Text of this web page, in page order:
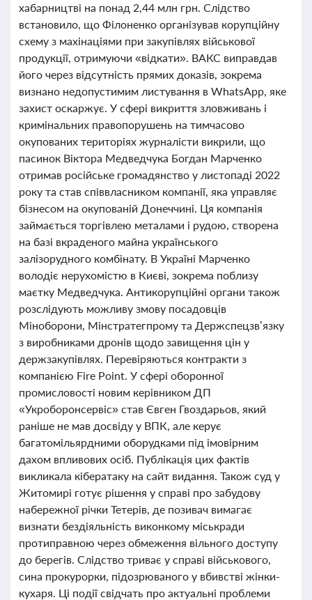
хабарництві на понад 2,44 млн грн. Слідство
встановило, що Філоненко організував корупційну
схему з махінаціями при закупівлях військової
продукції, отримуючи «відкати». ВАКС виправдав
його через відсутність прямих доказів, зокрема
визнано недопустимим листування в WhatsApp, яке
захист оскаржує. У сфері викриття зловживань і
кримінальних правопорушень на тимчасово
окупованих територіях журналісти викрили, що
пасинок Віктора Медведчука Богдан Марченко
отримав російське громадянство у листопаді 2022
року та став співвласником компанії, яка управляє
бізнесом на окупованій Донеччині. Ця компанія
займається торгівлею металами і рудою, створена
на базі вкраденого майна українського
залізорудного комбінату. В Україні Марченко
володіє нерухомістю в Києві, зокрема поблизу
маєтку Медведчука. Антикорупційні органи також
розслідують можливу змову посадовців
Міноборони, Мінстратегпрому та Держспецзв’язку
з виробниками дронів щодо завищення цін у
держзакупівлях. Перевіряються контракти з
компанією Fire Point. У сфері оборонної
промисловості новим керівником ДП
«Укроборонсервіс» став Євген Гвоздарьов, який
раніше не мав досвіду у ВПК, але керує
багатомільярдними оборудками під імовірним
дахом впливових осіб. Публікація цих фактів
викликала кібератаку на сайт видання. Також суд у
Житомирі готує рішення у справі про забудову
набережної річки Тетерів, де позивач вимагає
визнати бездіяльність виконкому міськради
протиправною через обмеження вільного доступу
до берегів. Слідство триває у справі військового,
сина прокурорки, підозрюваного у вбивстві жінки-
кухаря. Ці події свідчать про актуальні проблеми